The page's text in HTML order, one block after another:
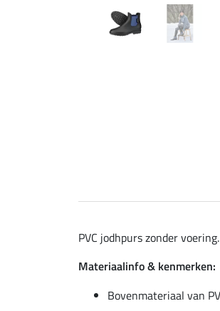
PVC jodhpurs zonder
Materiaalinfo & kenmerken:
Bovenmateriaal van